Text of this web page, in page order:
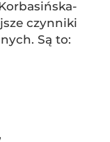
czynniki
Są to: